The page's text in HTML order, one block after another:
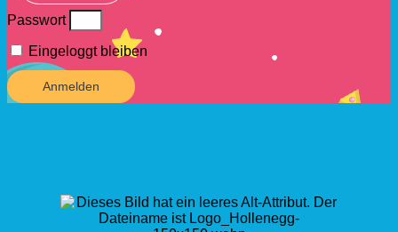
Passwort
Eingeloggt bleiben
Anmelden